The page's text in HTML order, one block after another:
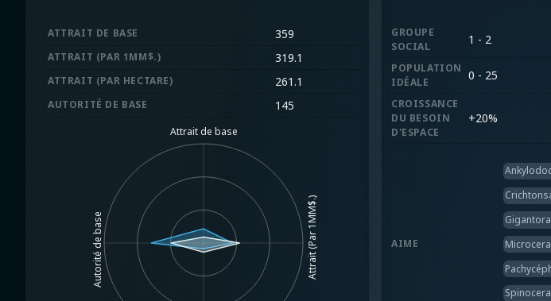
ATTRAIT DE BASE 359
ATTRAIT (PAR 1MM$.) 319.1
ATTRAIT (PAR HECTARE) 261.1
AUTORITÉ DE BASE 145
Attrait de base
Attrait (Par 1MM$.)
Autorité de base
GROUPE
SOCIAL
1 - 2
POPULATION
IDÉALE
0 - 25
CROISSANCE
DU BESOIN
D'ESPACE
+20%
AIME